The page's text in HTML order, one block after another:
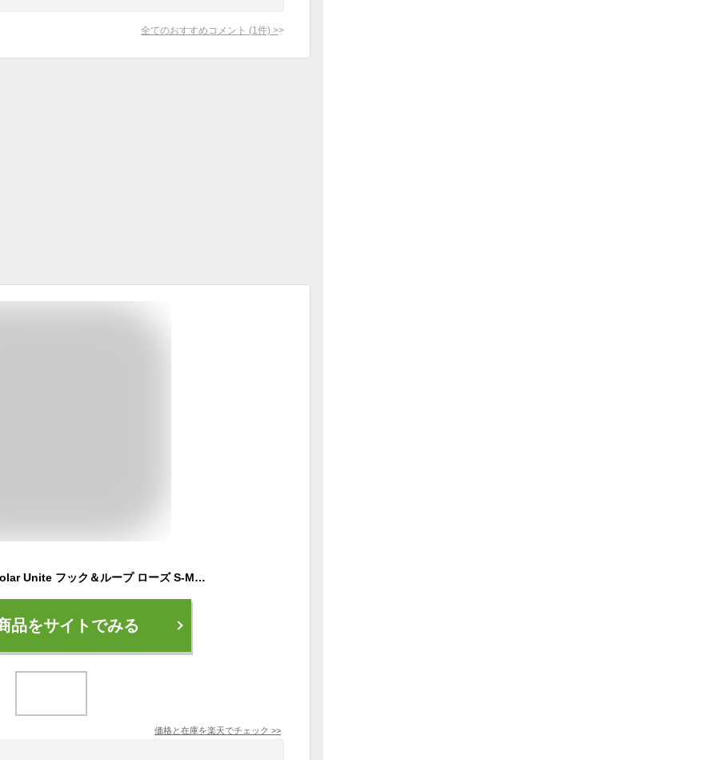
全てのおすすめコメント (1 件) >
(最強配送)ポラール Polar Unite フック＆ループ ローズ S-M 900106603 ブラック M-L 900106604 ランニング/フィットネスウォッチ 高精度心拍センサーモード スマートフォンのGPSを接続 睡眠や回復をモニタリング 自律神経の落ち着きを測定 スマートウォッチ
品をサイトでみる
価格と在庫を楽天でチェック >>